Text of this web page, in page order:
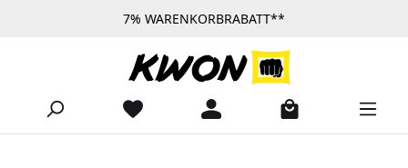
Zum Hauptinhalt springen7% WARENKORBRABATT**